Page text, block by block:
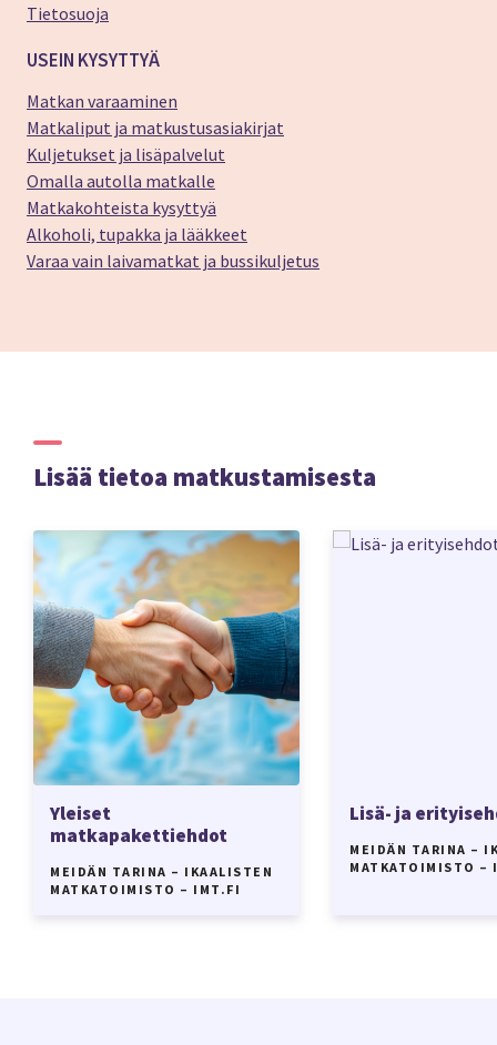
Tietosuoja
USEIN KYSYTTYÄ
Matkan varaaminen
Matkaliput ja matkustusasiakirjat
Kuljetukset ja lisäpalvelut
Omalla autolla matkalle
Matkakohteista kysyttyä
Alkoholi, tupakka ja lääkkeet
Varaa vain laivamatkat ja bussikuljetus
Lisää tietoa matkustamisesta
Yleiset
matkapakettiehdot
MEIDÄN TARINA – IKAALISTEN
MATKATOIMISTO – IMT.FI
Lisä- ja
MEIDÄN TARINA –
MATKATOIMISTO –